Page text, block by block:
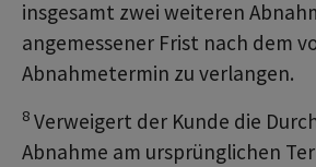
insgesamt zwei weiteren
angemessener Frist nach dem
Abnahmetermin zu verlangen.
8 Verweigert der Kunde die
Abnahme am ursprünglichen